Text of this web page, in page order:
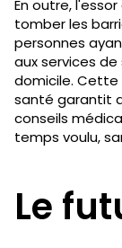
En outre,
tomber les
personnes
aux services
domicile. Cette
santé garantit
conseils
temps voulu,
Le